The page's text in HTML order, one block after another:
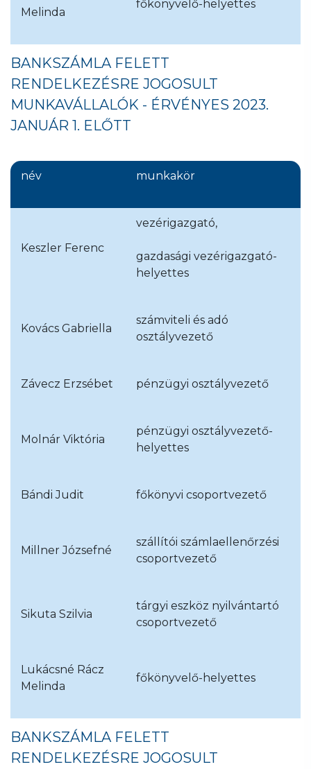
Melinda
főkönyvelő-helyettes
BANKSZÁMLA FELETT
RENDELKEZÉSRE JOGOSULT
MUNKAVÁLLALÓK - ÉRVÉNYES 2023.
JANUÁR 1. ELŐTT
név munkakör
Keszler Ferenc
vezérigazgató,
gazdasági vezérigazgató-
helyettes
Kovács Gabriella
számviteli és adó
osztályvezető
Závecz Erzsébet pénzügyi osztályvezető
Molnár Viktória
pénzügyi osztályvezető-
helyettes
Bándi Judit főkönyvi csoportvezető
Millner Józsefné
szállítói számlaellenőrzési
csoportvezető
Sikuta Szilvia
tárgyi eszköz nyilvántartó
csoportvezető
Lukácsné Rácz
Melinda
főkönyvelő-helyettes
BANKSZÁMLA FELETT
RENDELKEZÉSRE JOGOSULT